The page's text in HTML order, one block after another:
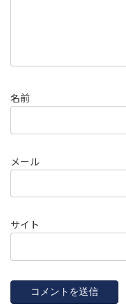
名前
メール
サイト